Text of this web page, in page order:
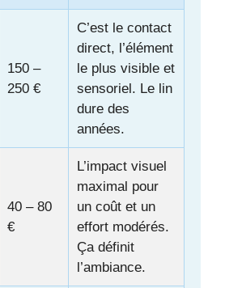
150 –
250 €
C’est le contact
direct, l’élément
le plus visible et
sensoriel. Le lin
dure des
années.
40 – 80
€
L’impact visuel
maximal pour
un coût et un
effort modérés.
Ça définit
l’ambiance.